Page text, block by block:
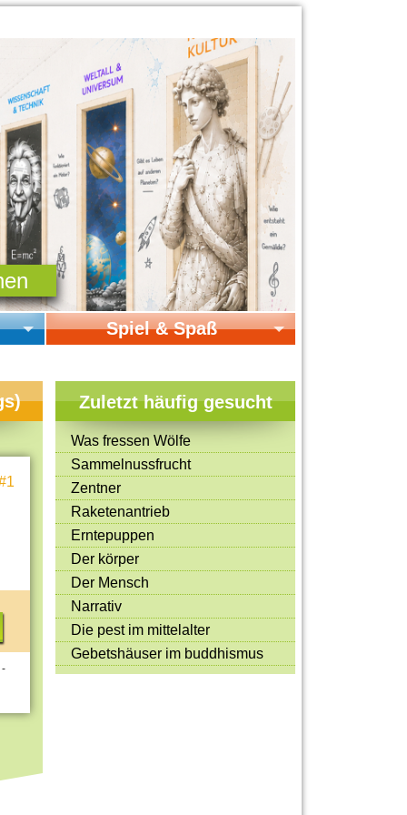
Spiel & Spaß
Online-Spiele
Mitmachen & Kreatives
Bücher & Filme
Quiz-Spiele
Spiele & Ideen
Jugendreporter
Rezeptideen
Game-Tests
Reisen, Events & Sport
E-Cards
-
Zuletzt häufig gesucht
Was fressen Wölfe
Sammelnussfrucht
Zentner
Raketenantrieb
Erntepuppen
Der körper
Der Mensch
Narrativ
Die pest im mittelalter
Gebetshäuser im buddhismus